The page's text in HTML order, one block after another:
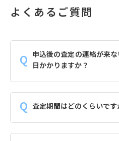
よくあるご質問
申込後の査定の連絡が来
日かかりますか？
査定期間はどのくらいです